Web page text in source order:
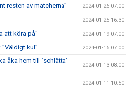
resten av matcherna” 2024-01-26 07:00
2024-01-25 16:30
att köra på" 2024-01-19 07:00
kul” 2024-01-16 07:00
åka hem till `schlätta´
2024-01-13 08:00
2024-01-11 10:50